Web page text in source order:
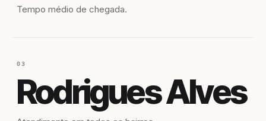
Tempo médio de chegada.
03
Rodrigues Alves